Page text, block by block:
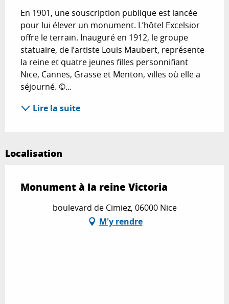
En 1901, une souscription publique est lancée
pour lui élever un monument. L’hôtel Excelsior
offre le terrain. Inauguré en 1912, le groupe
statuaire, de l’artiste Louis Maubert, représente
la reine et quatre jeunes filles personnifiant
Nice, Cannes, Grasse et Menton, villes où elle a
séjourné. ©...
Lire la suite
Localisation
Monument à la reine Victoria
boulevard de Cimiez, 06000 Nice
M'y rendre